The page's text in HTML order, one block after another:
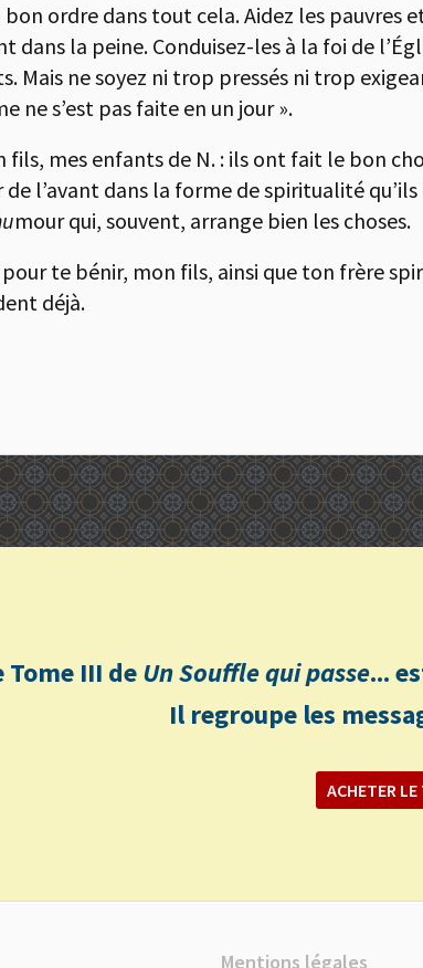
ordre dans tout cela. Aidez les pauvres
dans la peine. Conduisez-les à la foi de
Mais ne soyez ni trop pressés ni trop
ne s’est pas faite en un jour ».
mes enfants de N. : ils ont fait le bon
l’avant dans la forme de spiritualité
mour qui, souvent, arrange bien les choses.
pour te bénir, mon fils, ainsi que ton frère
déjà.
Tome III deUn Souffle qui passe...
Il regroupe les
ACHETER
Mentions légales